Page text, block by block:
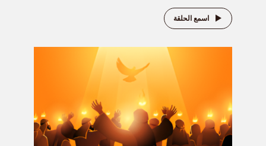
اسمع الحلقة